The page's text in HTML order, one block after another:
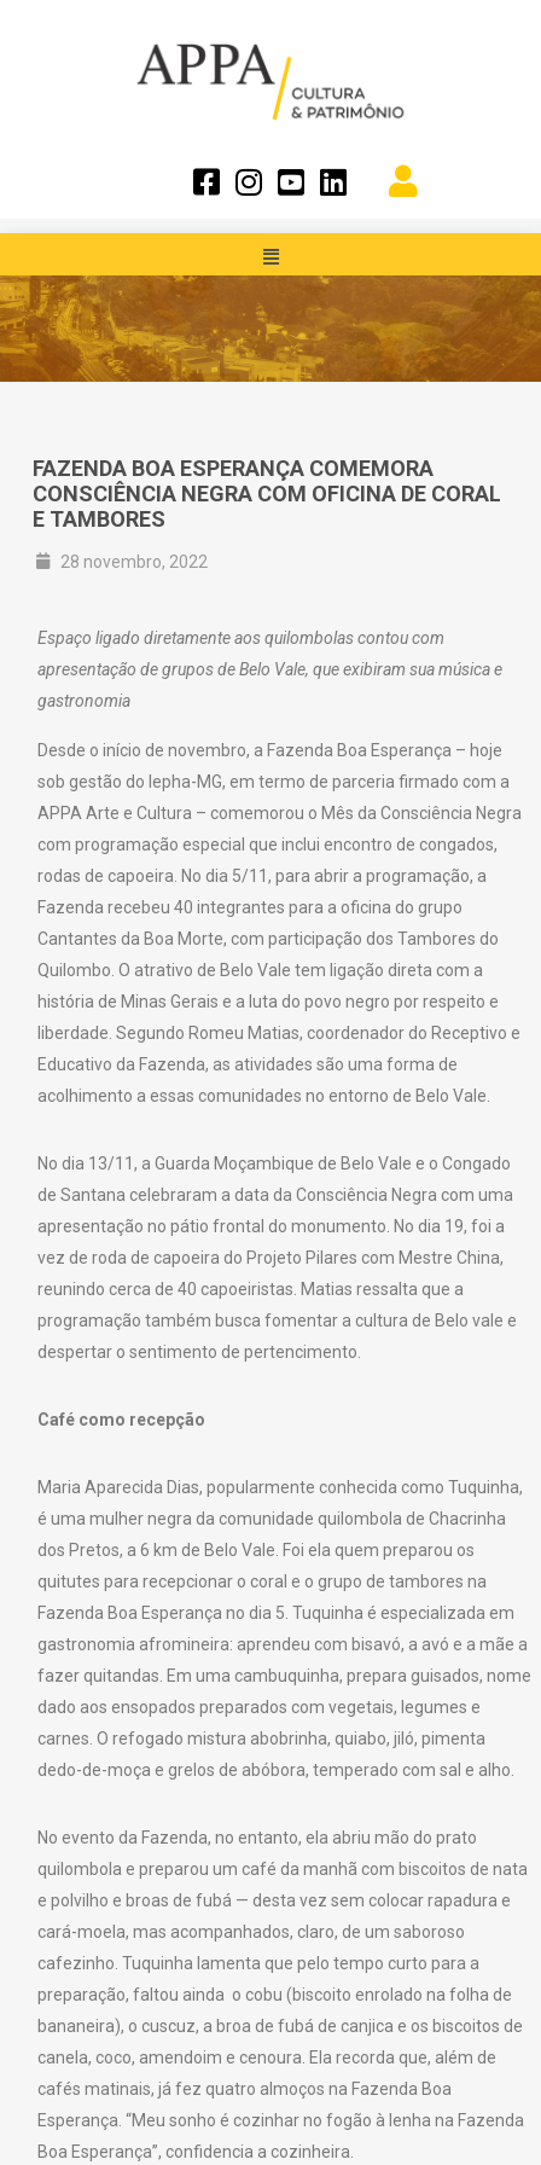
FAZENDA BOA ESPERANÇA COMEMORA
CONSCIÊNCIA NEGRA COM OFICINA DE CORAL
E TAMBORES
28 novembro, 2022
Espaço ligado diretamente aos quilombolas contou com
apresentação de grupos de Belo Vale, que exibiram sua música e
gastronomia
Desde o início de novembro, a Fazenda Boa Esperança – hoje
sob gestão do Iepha-MG, em termo de parceria firmado com a
APPA Arte e Cultura – comemorou o Mês da Consciência Negra
com programação especial que inclui encontro de congados,
rodas de capoeira. No dia 5/11, para abrir a programação, a
Fazenda recebeu 40 integrantes para a oficina do grupo
Cantantes da Boa Morte, com participação dos Tambores do
Quilombo. O atrativo de Belo Vale tem ligação direta com a
história de Minas Gerais e a luta do povo negro por respeito e
liberdade. Segundo Romeu Matias, coordenador do Receptivo e
Educativo da Fazenda, as atividades são uma forma de
acolhimento a essas comunidades no entorno de Belo Vale.
No dia 13/11, a Guarda Moçambique de Belo Vale e o Congado
de Santana celebraram a data da Consciência Negra com uma
apresentação no pátio frontal do monumento. No dia 19, foi a
vez de roda de capoeira do Projeto Pilares com Mestre China,
reunindo cerca de 40 capoeiristas. Matias ressalta que a
programação também busca fomentar a cultura de Belo vale e
despertar o sentimento de pertencimento.
Café como recepção
Maria Aparecida Dias, popularmente conhecida como Tuquinha,
é uma mulher negra da comunidade quilombola de Chacrinha
dos Pretos, a 6 km de Belo Vale. Foi ela quem preparou os
quitutes para recepcionar o coral e o grupo de tambores na
Fazenda Boa Esperança no dia 5. Tuquinha é especializada em
gastronomia afromineira: aprendeu com bisavó, a avó e a mãe a
fazer quitandas. Em uma cambuquinha, prepara guisados, nome
dado aos ensopados preparados com vegetais, legumes e
carnes. O refogado mistura abobrinha, quiabo, jiló, pimenta
dedo-de-moça e grelos de abóbora, temperado com sal e alho.
No evento da Fazenda, no entanto, ela abriu mão do prato
quilombola e preparou um café da manhã com biscoitos de nata
e polvilho e broas de fubá — desta vez sem colocar rapadura e
cará-moela, mas acompanhados, claro, de um saboroso
cafezinho. Tuquinha lamenta que pelo tempo curto para a
preparação, faltou ainda o cobu (biscoito enrolado na folha de
bananeira), o cuscuz, a broa de fubá de canjica e os biscoitos de
canela, coco, amendoim e cenoura. Ela recorda que, além de
cafés matinais, já fez quatro almoços na Fazenda Boa
Esperança. “Meu sonho é cozinhar no fogão à lenha na Fazenda
Boa Esperança”, confidencia a cozinheira.